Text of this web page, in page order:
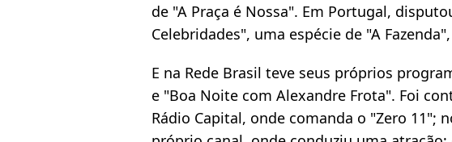
de "A Praça é Nossa". Em Portugal,
Celebridades", uma espécie de "A
E na Rede Brasil teve seus próprios
e "Boa Noite com Alexandre Frota". Foi
Rádio Capital, onde comanda o "Zero 11";